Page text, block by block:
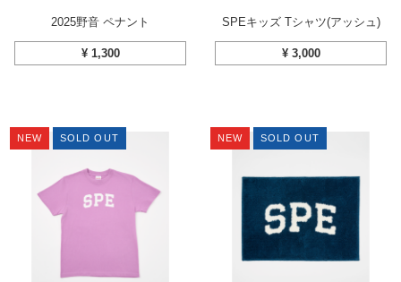
2025野音 ペナント
¥ 1,300
SPEキッズ Tシャツ(アッシュ)
¥ 3,000
NEW SOLD OUT NEW SOLD OUT